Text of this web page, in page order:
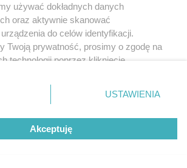
w serwisie nie może być powielany i
dalej rozpowszechniany w jakikolwiek sposób (w
używać dokładnych danych
oraz aktywnie skanować
do celów identyfikacji.
Twoją prywatność, prosimy o zgodę na
technologii poprzez kliknięcie
klikając przycisk ustawień prywatności
lewym dolnym rogu strony
danych nie wymagają zgody
masz prawo sprzeciwić się takiemu
będą miały zastosowanie tylko
USTAWIENIA
Akceptuję